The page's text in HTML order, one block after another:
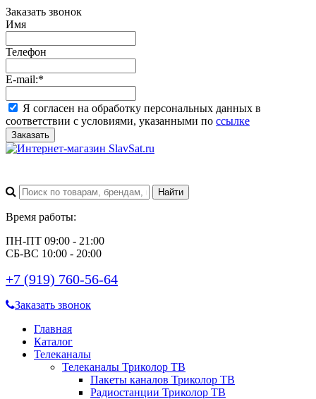
Заказать звонок
Имя
Телефон
E-mail:*
Я согласен на обработку персональных данных в
соответствии с условиями, указанными по ссылке
Заказать
Время работы:
ПН-ПТ 09:00 - 21:00
СБ-ВС 10:00 - 20:00
+7 (919) 760-56-64
Заказать звонок
Главная
Каталог
Телеканалы
Телеканалы Триколор ТВ
Пакеты каналов Триколор ТВ
Радиостанции Триколор ТВ